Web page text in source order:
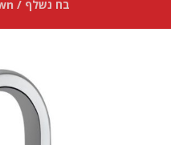
בח נשלף / Pull Down קובי קור